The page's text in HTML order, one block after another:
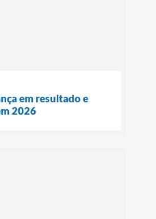
em resultado e
2026